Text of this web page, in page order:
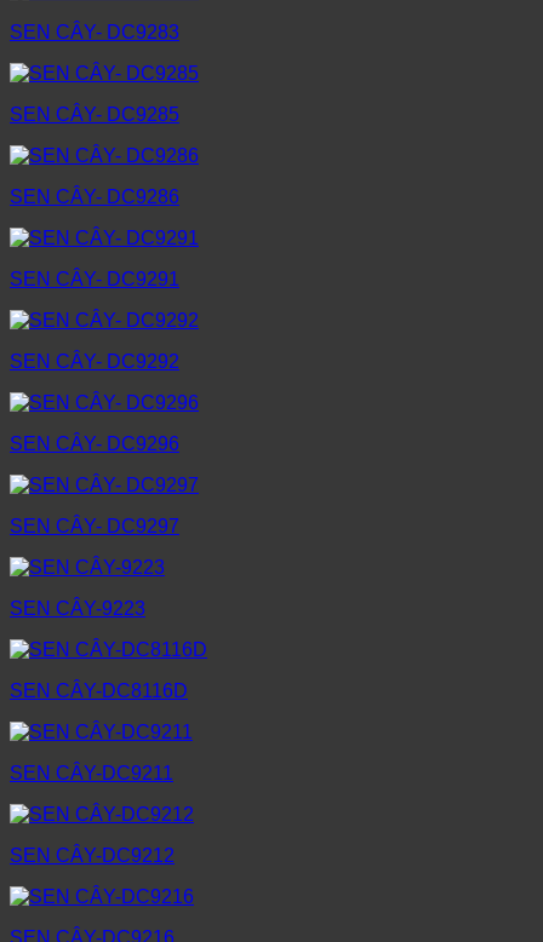
SEN CÂY- DC9283
SEN CÂY- DC9285
SEN CÂY- DC9286
SEN CÂY- DC9291
SEN CÂY- DC9292
SEN CÂY- DC9296
SEN CÂY- DC9297
SEN CÂY-9223
SEN CÂY-DC8116D
SEN CÂY-DC9211
SEN CÂY-DC9212
SEN CÂY-DC9216